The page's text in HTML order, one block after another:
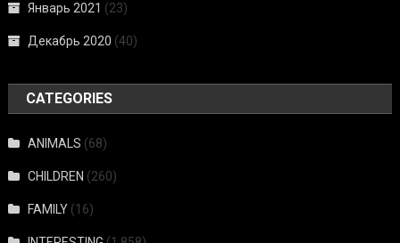
Январь 2021 (23)
Декабрь 2020 (40)
CATEGORIES
ANIMALS (68)
CHILDREN (260)
FAMILY (16)